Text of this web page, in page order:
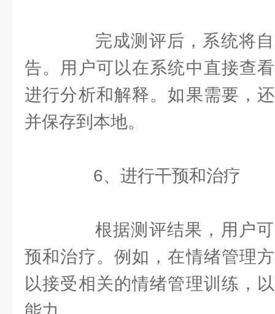
完成测评后，系统将自
告。用户可以在系统中直接查
进行分析和解释。如果需要，
并保存到本地。
6、进行干预和治疗
根据测评结果，用户可
预和治疗。例如，在情绪管理
以接受相关的情绪管理训练，